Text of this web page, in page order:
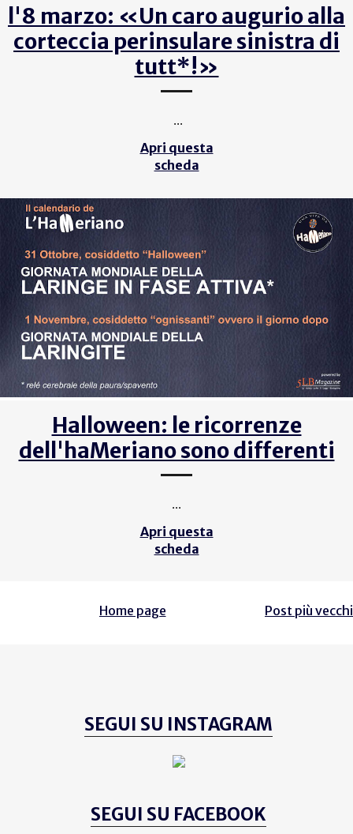
l'8 marzo: «Un caro augurio alla
corteccia perinsulare sinistra di
tutt*!»
...
Apri questa
scheda
Halloween: le ricorrenze
dell'haMeriano sono differenti
...
Apri questa
scheda
Home page Post più vecchi
SEGUI SU INSTAGRAM
SEGUI SU FACEBOOK